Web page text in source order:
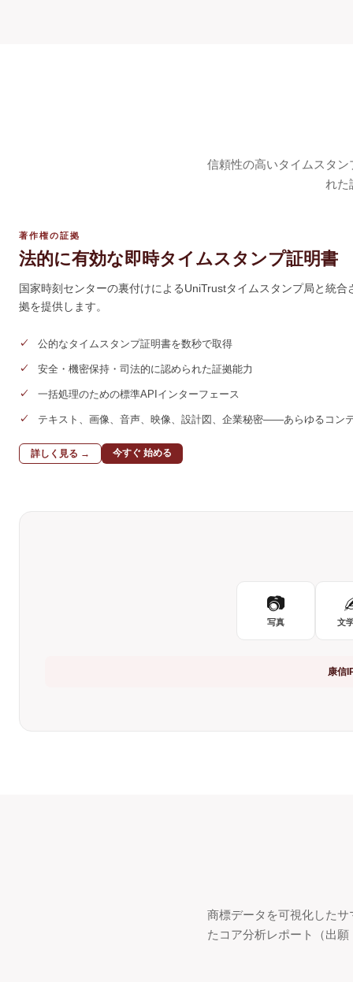
信頼性の高いタイムスタ
れた
著作権の証拠
法的に有効な即時タイムスタンプ証明書
国家時刻センターの裏付けによるUniTrustタイムスタンプ局と統
拠を提供します。
公的なタイムスタンプ証明書を数秒で取得
安全・機密保持・司法的に認められた証拠能力
一括処理のための標準APIインターフェース
テキスト、画像、音声、映像、設計図、企業秘密——あらゆるコン
詳しく見る → 今すぐ 始める
📷
写真 文
康信
商標データを可視化した
たコア分析レポート（出